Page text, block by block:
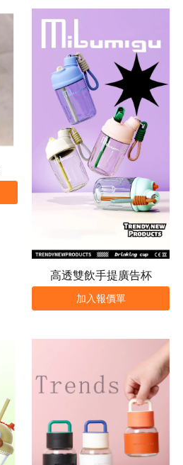
高透雙飲手提廣告杯
加入報價單